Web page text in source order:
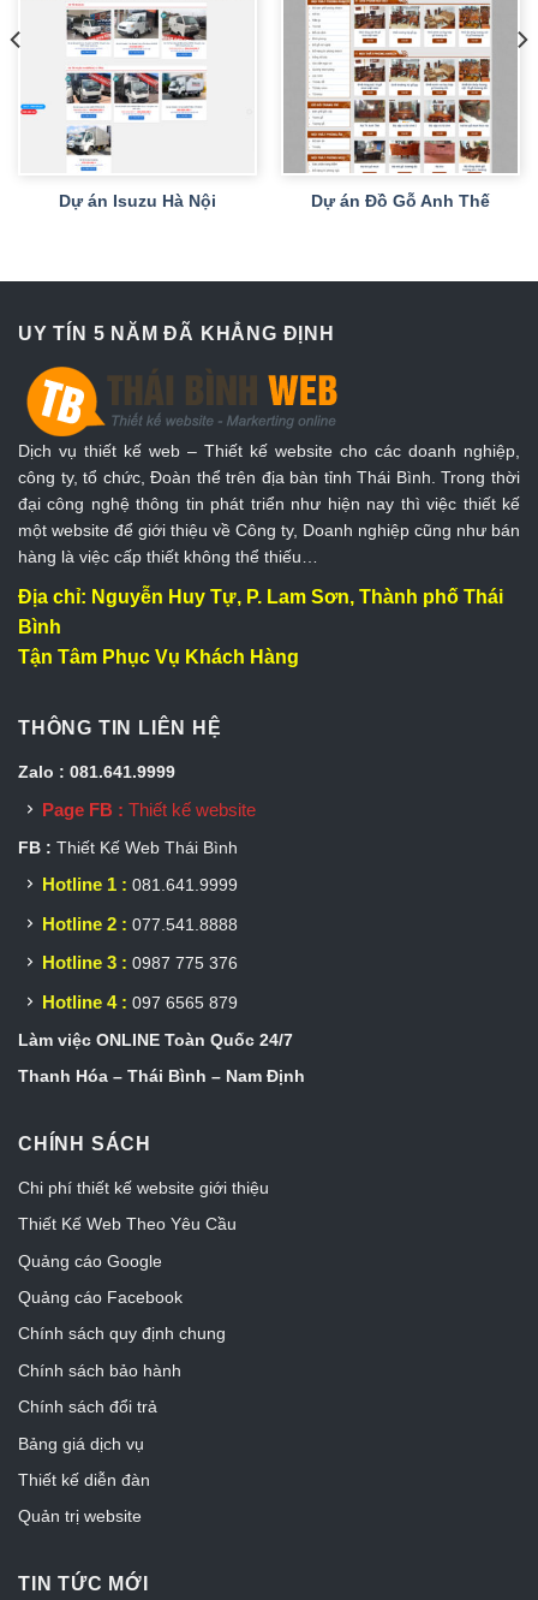
Dự án Isuzu Hà Nội Dự án Đồ Gỗ Anh Thế
UY TÍN 5 NĂM ĐÃ KHẲNG ĐỊNH
Dịch vụ thiết kế web – Thiết kế website cho các doanh nghiệp,
công ty, tổ chức, Đoàn thể trên địa bàn tỉnh Thái Bình. Trong thời
đại công nghệ thông tin phát triển như hiện nay thì việc thiết kế
một website để giới thiệu về Công ty, Doanh nghiệp cũng như bán
hàng là việc cấp thiết không thể thiếu…
Địa chỉ: Nguyễn Huy Tự, P. Lam Sơn, Thành phố Thái
Bình
Tận Tâm Phục Vụ Khách Hàng
THÔNG TIN LIÊN HỆ
Zalo : 081.641.9999
Page FB : Thiết kế website
FB : Thiết Kế Web Thái Bình
Hotline 1 : 081.641.9999
Hotline 2 : 077.541.8888
Hotline 3 : 0987 775 376
Hotline 4 : 097 6565 879
Làm việc ONLINE Toàn Quốc 24/7
Thanh Hóa – Thái Bình – Nam Định
CHÍNH SÁCH
Chi phí thiết kế website giới thiệu
Thiết Kế Web Theo Yêu Cầu
Quảng cáo Google
Quảng cáo Facebook
Chính sách quy định chung
Chính sách bảo hành
Chính sách đổi trả
Bảng giá dịch vụ
Thiết kế diễn đàn
Quản trị website
TIN TỨC MỚI